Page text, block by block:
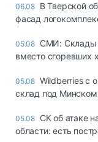
06.08 В Тверской
фасад
05.08 СМИ: Склады
вместо сгоревших
05.08 Wildberries с
склад под Минском
05.08 СК об атаке
области: есть